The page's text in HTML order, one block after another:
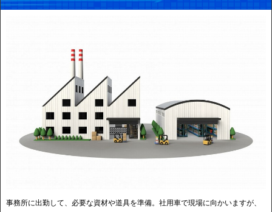
事務所に出勤して、必要な資材や道具を準備。社用車で現場に向かいますが、